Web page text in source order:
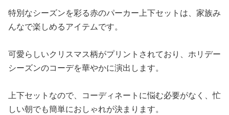
特別なシーズンを彩る赤のパーカー上下セットは、家族み
んなで楽しめるアイテムです。
可愛らしいクリスマス柄がプリントされており、ホリデー
シーズンのコーデを華やかに演出します。
上下セットなので、コーディネートに悩む必要がなく、忙
しい朝でも簡単におしゃれが決まります。